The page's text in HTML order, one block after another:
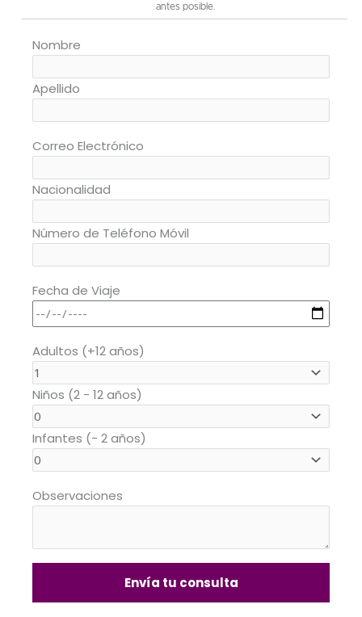
antes posible.
Nombre
Apellido
Correo Electrónico
Nacionalidad
Número de Teléfono Móvil
Fecha de Viaje
Adultos (+12 años)
Niños (2 - 12 años)
Infantes (- 2 años)
Observaciones
Envía tu consulta